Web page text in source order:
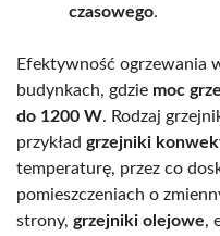
czasowego.
Efektywność ogrzewania
budynkach, gdzie moc
do 1200 W. Rodzaj
przykład grzejniki
temperaturę, przez co
pomieszczeniach o
strony, grzejniki olejowe,